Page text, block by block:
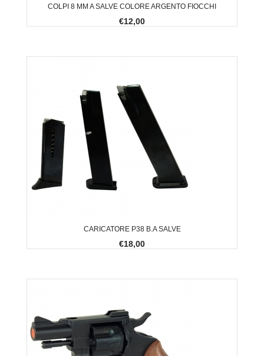
COLPI 8 MM A SALVE COLORE ARGENTO FIOCCHI
€12,00
CARICATORE P38 B.A SALVE
€18,00